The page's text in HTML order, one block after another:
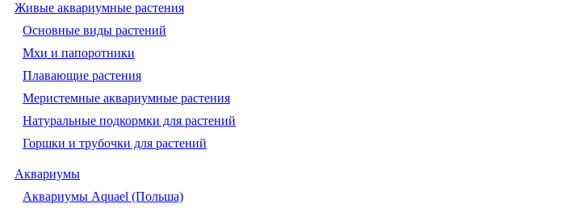
Живые аквариумные растения
Основные виды растений
Мхи и папоротники
Плавающие растения
Меристемные аквариумные растения
Натуральные подкормки для растений
Горшки и трубочки для растений
Аквариумы
Аквариумы Aquael (Польша)